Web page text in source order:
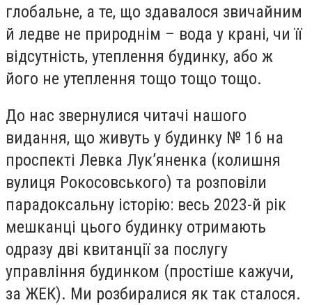
глобальне, а те, що здавалося звичайним
й ледве не природнім – вода у крані, чи її
відсутність, утеплення будинку, або ж
його не утеплення тощо тощо тощо.
До нас звернулися читачі нашого
видання, що живуть у будинку № 16 на
проспекті Левка Лук’яненка (колишня
вулиця Рокосовського) та розповіли
парадоксальну історію: весь 2023-й рік
мешканці цього будинку отримають
одразу дві квитанції за послугу
управління будинком (простіше кажучи,
за ЖЕК). Ми розбиралися як так сталося.